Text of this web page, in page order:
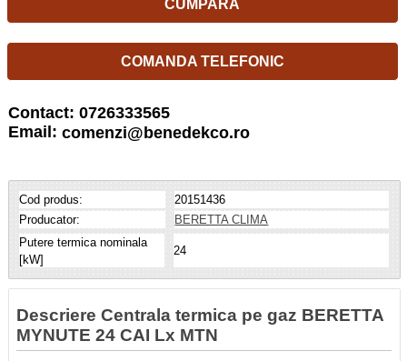
CUMPARA
COMANDA TELEFONIC
Contact: 0726333565
Email: comenzi@benedekco.ro
Cod produs:
20151436
Producator:
BERETTA CLIMA
Putere termica nominala
[kW]
24
Descriere Centrala termica pe gaz BERETTA
MYNUTE 24 CAI Lx MTN